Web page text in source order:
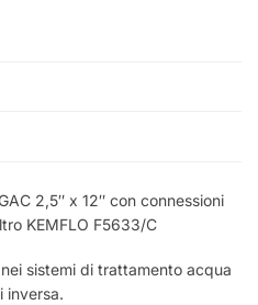
2,5″ x 12″ con connessioni
KEMFLO F5633/C
sistemi di trattamento acqua
inversa.